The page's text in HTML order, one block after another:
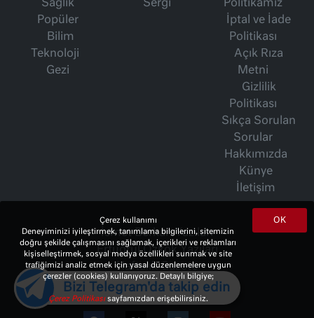
Sağlık
Popüler
Bilim
Teknoloji
Gezi
Sergi
Politikamız
İptal ve İade
Politikası
Açık Rıza
Metni
Gizlilik
Politikası
Sıkça Sorulan
Sorular
Hakkımızda
Künye
İletişim
İsmet Berkan Yazıları
Ertuğrul Özkök Yazıları
Haftalık Gazete
OK
Çerez kullanımı
Deneyiminizi iyileştirmek, tanımlama bilgilerini, sitemizin
doğru şekilde çalışmasını sağlamak, içerikleri ve reklamları
kişiselleştirmek, sosyal medya özellikleri sunmak ve site
trafiğimizi analiz etmek için yasal düzenlemelere uygun
çerezler (cookies) kullanıyoruz. Detaylı bilgiye;
Çerez Politikasısayfamızdan erişebilirsiniz.
Bizi Telegram'da takip edin